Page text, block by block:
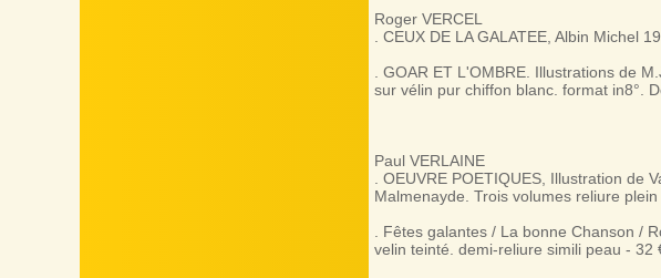
Roger VERCEL
. CEUX DE LA GALATEE, Albin Michel
. GOAR ET L'OMBRE. Illustrations de
sur vélin pur chiffon blanc. format in8°.
Paul VERLAINE
. OEUVRE POETIQUES, Illustration de
Malmenayde. Trois volumes reliure
. Fêtes galantes / La bonne Chanson /
velin teinté. demi-reliure simili peau - 32